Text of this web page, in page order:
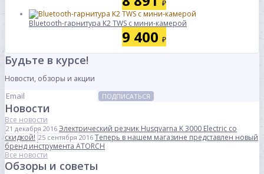
₽
Bluetooth-гарнитура K2 TWS с мини-камерой
9 400 ₽
Будьте в курсе!
Новости, обзоры и акции
ПОДПИСАТЬСЯ
Новости
Все новости
21 декабря 2016 Электрический резчик Husqvarna K 3000 Electric со
скидкой! 25 сентября 2016 Теперь в нашем магазине представлен новый
бренд инструмента ATORCH
Все новости
Обзоры и советы